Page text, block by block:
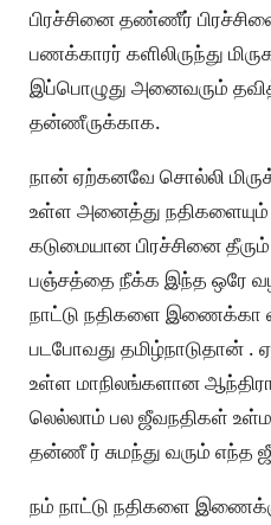
பிரச்சினை தண்ணீர்
பணக்காரர் களிலிருந்து
இப்பொழுது அனைவரும்
தன்ணீருக்காக.
நான் ஏற்கனவே சொல்லி
உள்ள அனைத்து
கடுமையான பிரச்சினை
பஞ்சத்தை நீக்க இந்த ஒரே
நாட்டு நதிகளை இணைக்கா
படபோவது தமிழ்நாடுதான் .
உள்ள மாநிலங்களான
லெல்லாம் பல ஜீவநதிகள்
தன்ணீ ர் சுமந்து வரும் எந்த
நம் நாட்டு நதிகளை